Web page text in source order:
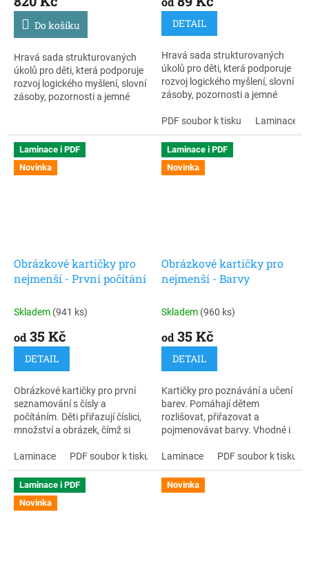
Do košíku
Hravá sada strukturovaných
úkolů pro děti, která podporuje
rozvoj logického myšlení, slovní
zásoby, pozornosti a jemné
přizpůsobený potřebám
dětí. Obrázkové aktivity jsou
vhodné pro děti s autismem
(PAS), předškoláky i děti s
DETAIL
Hravá sada strukturovaných
úkolů pro děti, která podporuje
rozvoj logického myšlení, slovní
zásoby, pozornosti a jemné
jednoduchý, přehledný a
přizpůsobený potřebám
dětí. Obrázkové aktivity jsou
vhodné pro děti s autismem
(PAS), předškoláky i děti s
PDF soubor k tisku Laminace +
Laminace i PDF
Novinka
Obrázkové kartičky pro
nejmenší - První počítání
Skladem (941 ks)
od 35 Kč
DETAIL
Obrázkové kartičky pro první
seznamování s čísly a
počítáním. Děti přiřazují číslici,
množství a obrázek, čímž si
10 a rozvíjejí předmatematické
dovednosti.
Laminace PDF soubor k tisku
Laminace i PDF
Novinka
Obrázkové kartičky pro
nejmenší - Barvy
Skladem (960 ks)
od 35 Kč
DETAIL
Kartičky pro poznávání a učení
barev. Pomáhají dětem
rozlišovat, přiřazovat a
pojmenovávat barvy. Vhodné i
vývojem řeči. Kartičky jsou
vhodné pro děti, které se s
barvami teprve seznamují, ale
také pro děti, které mají potíže s
Laminace PDF soubor k tisku
Laminace i PDF
Novinka
Novinka